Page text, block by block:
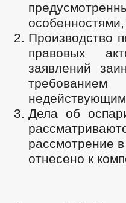
Производство
правовых
заявлений
Дела об
рассмотрение
отнесено к